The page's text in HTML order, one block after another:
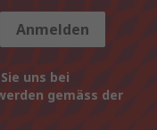
Anmelden
uns bei
gemäss der